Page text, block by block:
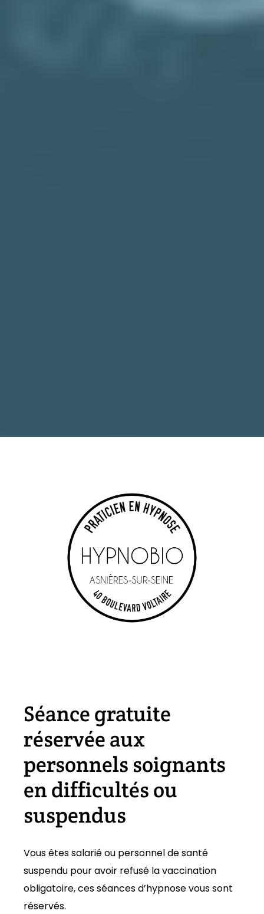
Séance gratuite
réservée aux
personnels soignants
en difficultés ou
suspendus
Vous êtes salarié ou personnel de santé
suspendu pour avoir refusé la vaccination
obligatoire, ces séances d’hypnose vous sont
réservés.